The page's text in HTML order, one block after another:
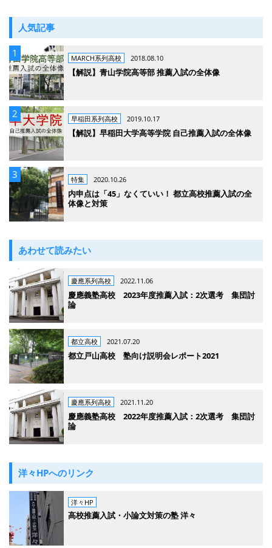
人気記事
MARCH系列高校 2018.08.10
【解説】青山学院高等部 推薦入試の全体像
早稲田系列高校 2019.10.17
【解説】早稲田大学高等学院 自己推薦入試の全体像
特集 2020.10.26
内申点は「45」なくていい！ 都立高校推薦入試の全
体像と対策
あわせて読みたい
慶應系列高校 2022.11.06
慶應義塾高校 2023年度推薦入試：2次選考 集団討
論
都立高校 2021.07.20
都立戸山高校 塾向け説明会レポート2021
慶應系列高校 2021.11.20
慶應義塾高校 2022年度推薦入試：2次選考 集団討
論
洋々HPへのリンク
洋々HP
高校推薦入試・小論文対策の塾 洋々